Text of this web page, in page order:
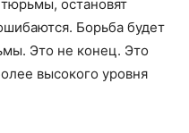
остановят
Борьба будет
Это не конец. Это
высокого уровня